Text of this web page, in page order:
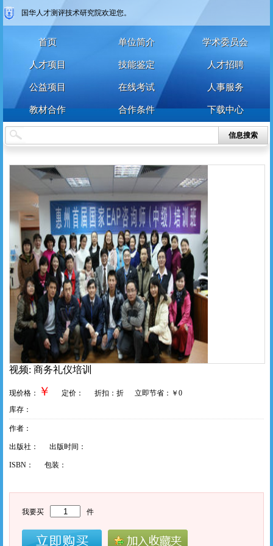
注册
登录
国华人才测评技术研究院欢迎您。
首页 单位简介 学术委员会
人才项目 技能鉴定 人才招聘
公益项目 在线考试 人事服务
教材合作 合作条件 下载中心
信息搜索
视频: 商务礼仪培训
现价格： ￥
定价： 折扣：折 立即节省：￥0
库存：
作者：
出版社： 出版时间：
ISBN： 包装：
我要买 件